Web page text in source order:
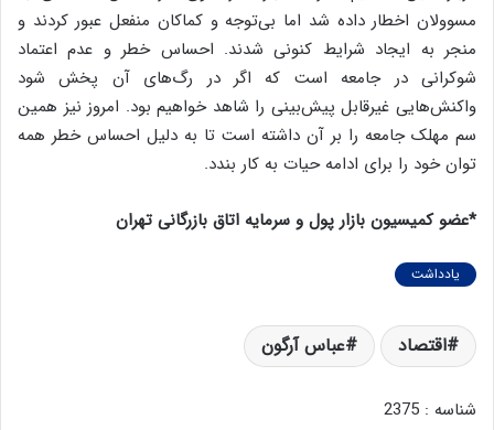
مسوولان اخطار داده شد اما بی‌توجه و کماکان منفعل عبور کردند و
منجر به ایجاد شرایط کنونی شدند. احساس خطر و عدم اعتماد
شوکرانی در جامعه است که اگر در رگ‌های آن پخش شود
واکنش‌هایی غیر‌قابل پیش‌بینی را شاهد خواهیم بود. امروز نیز همین
سم مهلک جامعه را بر آن داشته است تا به دلیل احساس خطر همه
توان خود را برای ادامه حیات به کار بندد.
*عضو کمیسیون بازار پول و سرمایه اتاق بازرگانی تهران
یادداشت
اقتصاد عباس آرگون
شناسه : 2375